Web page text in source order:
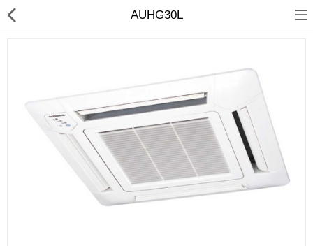
Кондиционирование
Системы вентиляции
Отопление
AUHG30L